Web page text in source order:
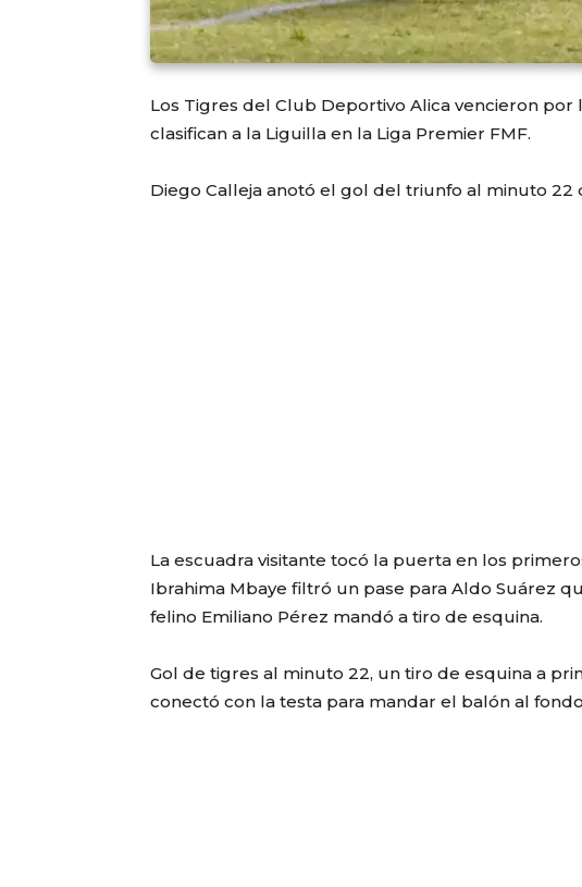
Los Tigres del Club Deportivo Alica vencieron
clasifican a la Liguilla en la Liga Premier FMF.
Diego Calleja anotó el gol del triunfo al minuto 22
La escuadra visitante tocó la puerta en los
Ibrahima Mbaye filtró un pase para Aldo Suárez
felino Emiliano Pérez mandó a tiro de esquina.
Gol de tigres al minuto 22, un tiro de esquina a
conectó con la testa para mandar el balón al